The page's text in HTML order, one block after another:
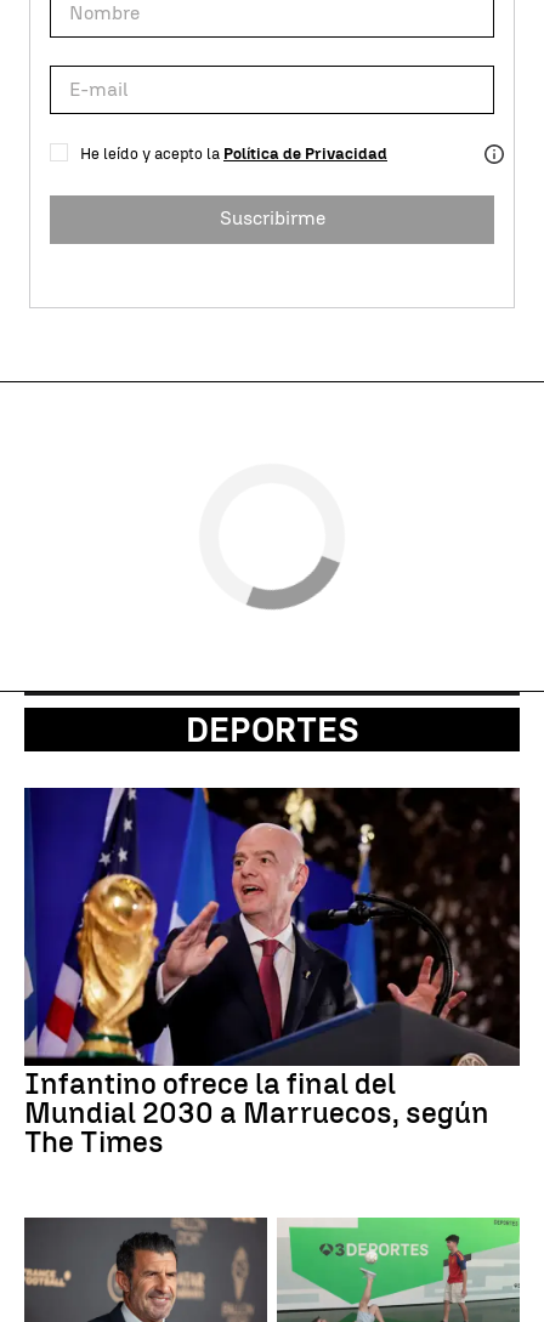
He leído y acepto la Política de Privacidad
Suscribirme
DEPORTES
Infantino ofrece la final del
Mundial 2030 a Marruecos, según
The Times